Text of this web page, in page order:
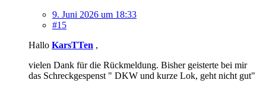
9. Juni 2026 um 18:33
#15
Hallo KarsTTen ,
vielen Dank für die Rückmeldung. Bisher geisterte bei mir
das Schreckgespenst " DKW und kurze Lok, geht nicht gut"